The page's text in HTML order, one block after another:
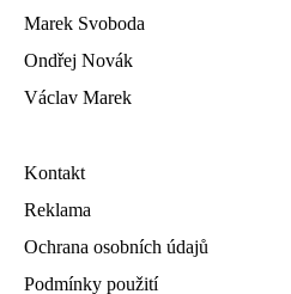
Marek Svoboda
Ondřej Novák
Václav Marek
Kontakt
Reklama
Ochrana osobních údajů
Podmínky použití